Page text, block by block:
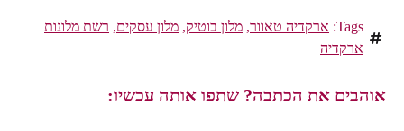
Tags: ארקדיה טאוור,מלון בוטיק,מלון עסקים,רשת מלונות
ארקדיה
אוהבים את הכתבה? שתפו אותה עכשיו: